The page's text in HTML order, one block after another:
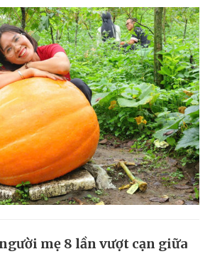
mẹ 8 lần vượt cạn giữa